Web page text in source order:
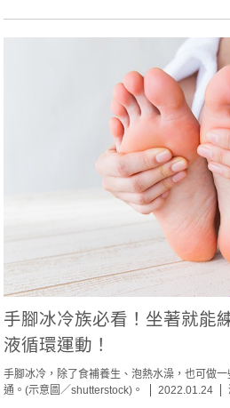
手腳冰冷族必看！坐著就能
液循環運動！
手腳冰冷，除了食補養生、泡熱水澡，也可做
通。(示意圖／shutterstock)。
2022.01.24